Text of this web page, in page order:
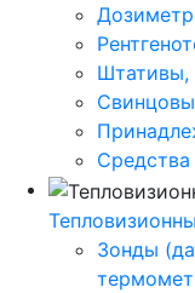
Штативы,
Зонды